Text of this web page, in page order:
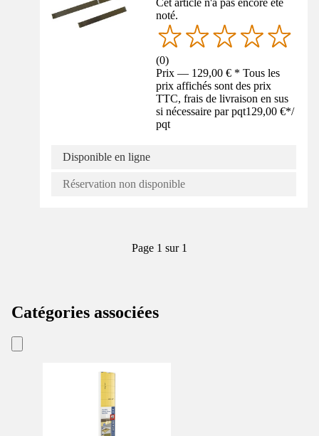
Cet article n'a pas encore été
noté.
(0)
Prix — 129,00 € * Tous les
prix affichés sont des prix
TTC, frais de livraison en sus
si nécessaire par pqt129,00 €*/
pqt
Disponible en ligne
Réservation non disponible
Page 1 sur 1
Catégories associées